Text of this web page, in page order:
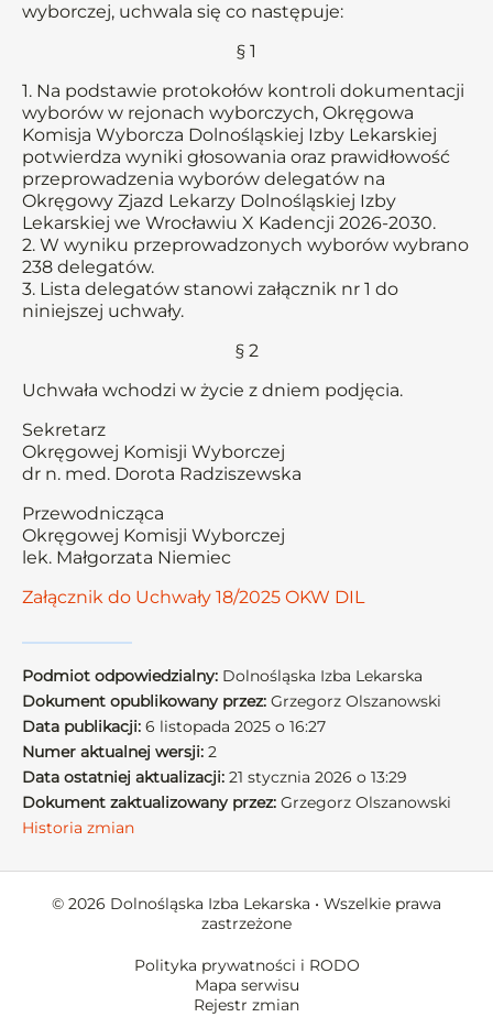
wyborczej, uchwala się co następuje:
§ 1
1. Na podstawie protokołów kontroli dokumentacji
wyborów w rejonach wyborczych, Okręgowa
Komisja Wyborcza Dolnośląskiej Izby Lekarskiej
potwierdza wyniki głosowania oraz prawidłowość
przeprowadzenia wyborów delegatów na
Okręgowy Zjazd Lekarzy Dolnośląskiej Izby
Lekarskiej we Wrocławiu X Kadencji 2026-2030.
2. W wyniku przeprowadzonych wyborów wybrano
238 delegatów.
3. Lista delegatów stanowi załącznik nr 1 do
niniejszej uchwały.
§ 2
Uchwała wchodzi w życie z dniem podjęcia.
Sekretarz
Okręgowej Komisji Wyborczej
dr n. med. Dorota Radziszewska
Przewodnicząca
Okręgowej Komisji Wyborczej
lek. Małgorzata Niemiec
Załącznik do Uchwały 18/2025 OKW DIL
Podmiot odpowiedzialny: Dolnośląska Izba Lekarska
Dokument opublikowany przez: Grzegorz Olszanowski
Data publikacji: 6 listopada 2025 o 16:27
Numer aktualnej wersji: 2
Data ostatniej aktualizacji: 21 stycznia 2026 o 13:29
Dokument zaktualizowany przez: Grzegorz Olszanowski
Historia zmian
© 2026 Dolnośląska Izba Lekarska • Wszelkie prawa
zastrzeżone
Polityka prywatności i RODO
Mapa serwisu
Rejestr zmian